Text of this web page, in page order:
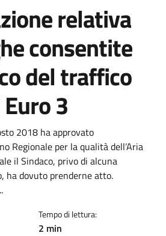
relativa
consentite
del traffico
3
notizia
2018 ha approvato
Regionale per la qualità dell’Aria
il Sindaco, privo di alcuna
ha dovuto prenderne atto.
Tempo di lettura:
2 min